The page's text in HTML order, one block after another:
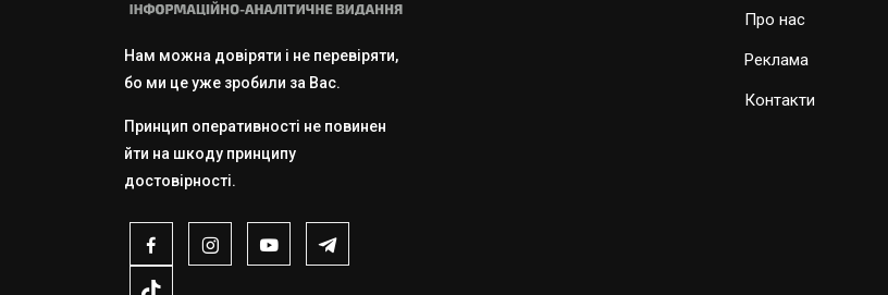
Нам можна довіряти і не перевіряти,
бо ми це уже зробили за Вас.
Принцип оперативності не повинен
йти на шкоду принципу
достовірності.
Про нас
Реклама
Контакти